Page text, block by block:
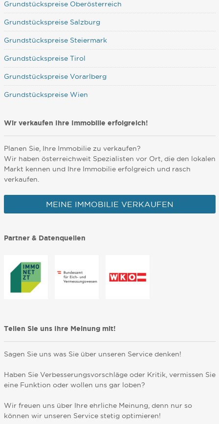
Grundstückspreise Oberösterreich
Grundstückspreise Salzburg
Grundstückspreise Steiermark
Grundstückspreise Tirol
Grundstückspreise Vorarlberg
Grundstückspreise Wien
Wir verkaufen Ihre Immobilie erfolgreich!
Planen Sie, Ihre Immobilie zu verkaufen?
Wir haben österreichweit Spezialisten vor Ort, die den lokalen
Markt kennen und Ihre Immobilie erfolgreich und rasch
verkaufen.
MEINE IMMOBILIE VERKAUFEN
Partner & Datenquellen
Teilen Sie uns Ihre Meinung mit!
Sagen Sie uns was Sie über unseren Service denken!
Haben Sie Verbesserungsvorschläge oder Kritik, vermissen Sie
eine Funktion oder wollen uns gar loben?
Wir freuen uns über Ihre ehrliche Meinung, denn nur so
können wir unseren Service stetig optimieren!